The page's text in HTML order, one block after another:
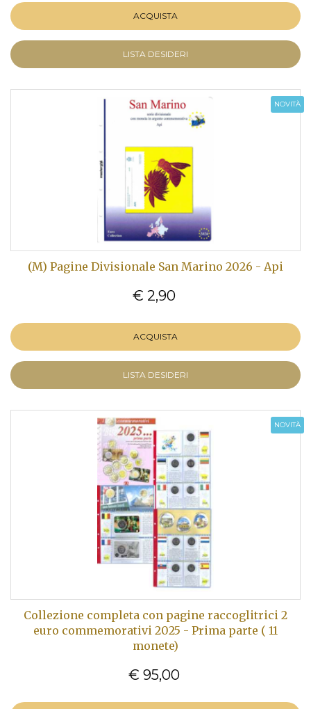
ACQUISTA
LISTA DESIDERI
NOVITÀ
(M) Pagine Divisionale San Marino 2026 - Api
€ 2,90
ACQUISTA
LISTA DESIDERI
NOVITÀ
Collezione completa con pagine raccoglitrici 2
euro commemorativi 2025 - Prima parte ( 11
monete)
€ 95,00